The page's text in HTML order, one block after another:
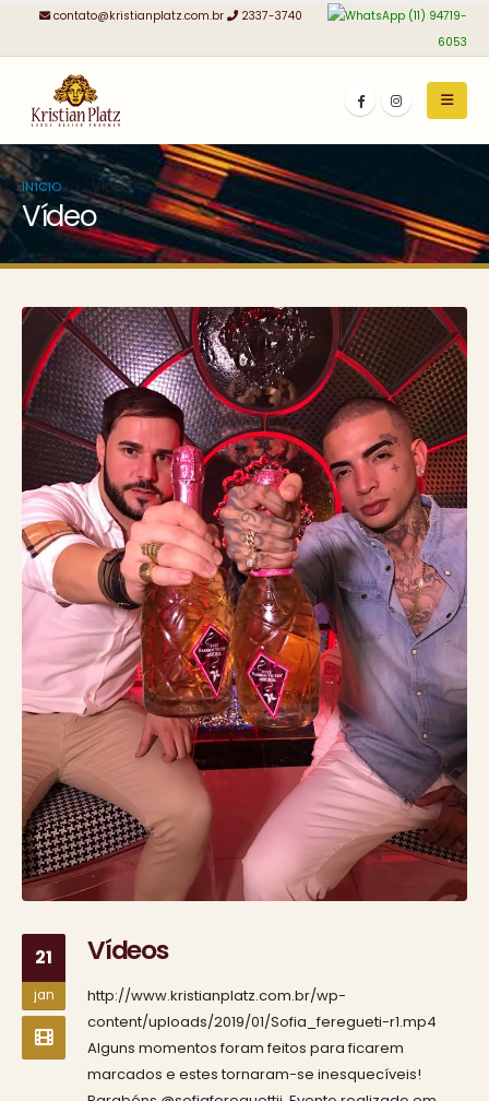
contato@kristianplatz.com.br 2337-3740
(11) 94719-
6053
INÍCIO VÍDEO
Vídeo
21
jan
Vídeos
http://www.kristianplatz.com.br/wp-
content/uploads/2019/01/Sofia_feregueti-r1.mp4
Alguns momentos foram feitos para ficarem
marcados e estes tornaram-se inesquecíveis!